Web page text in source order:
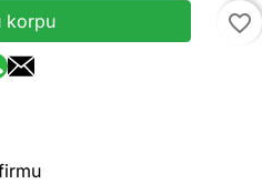
korpu
favorite_border